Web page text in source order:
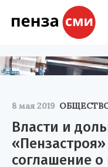
8 мая 2019
Власти и
соглашение